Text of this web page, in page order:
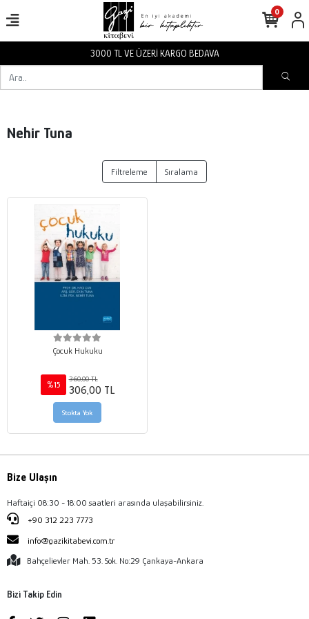
3000 TL VE ÜZERİ KARGO BEDAVA
0
Nehir Tuna
Filtreleme Sıralama
Çocuk Hukuku
%15
360,00 TL
306,00 TL
Stokta Yok
Bize Ulaşın
Haftaiçi 08:30 - 18:00 saatleri arasında ulaşabilirsiniz.
+90 312 223 7773
info@gazikitabevi.com.tr
Bahçelievler Mah. 53. Sok. No:29 Çankaya-Ankara
Bizi Takip Edin